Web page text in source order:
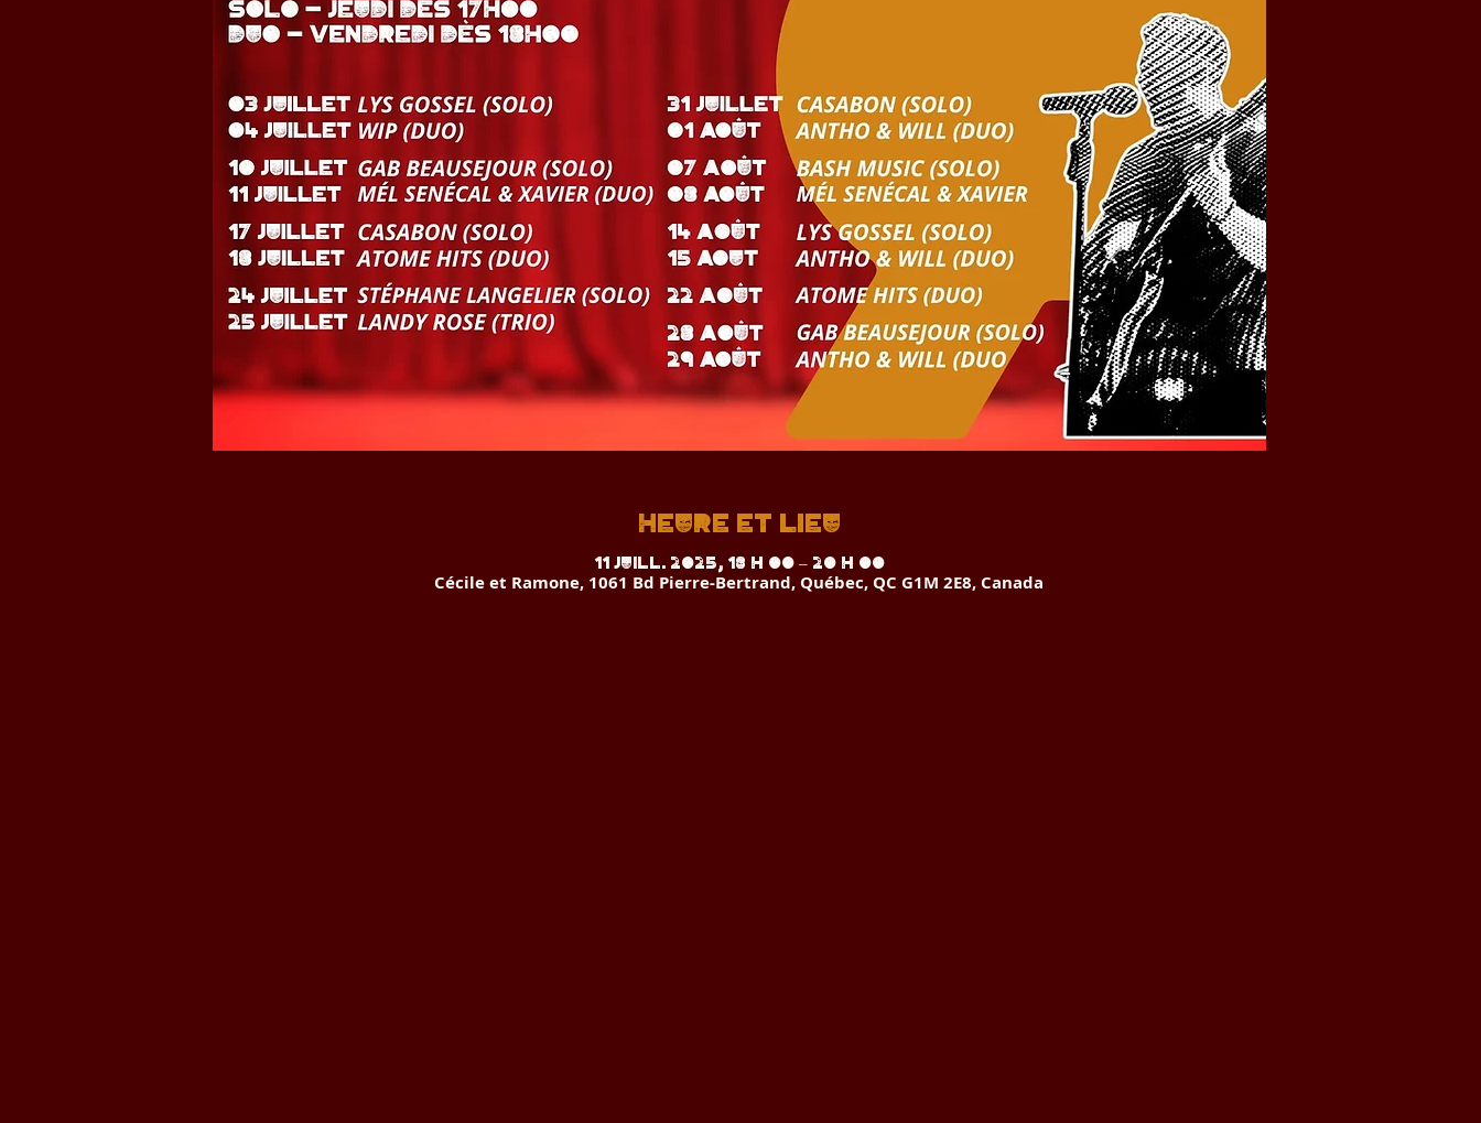
Heure et lieu
11 juill. 2025, 18 h 00 – 20 h 00
Cécile et Ramone, 1061 Bd Pierre-Bertrand, Québec, QC G1M 2E8, Canada